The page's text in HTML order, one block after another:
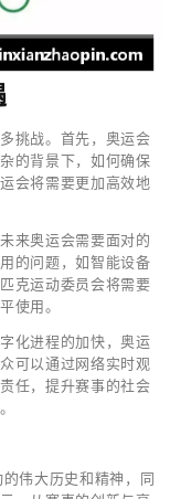
挑战。首先，奥运会
的背景下，如何确保
会将需要更加高效地
来奥运会需要面对的
的问题，如智能设备
克运动委员会将需要
使用。
化进程的加快，奥运
可以通过网络实时观
任，提升赛事的社会
伟大历史和精神，同